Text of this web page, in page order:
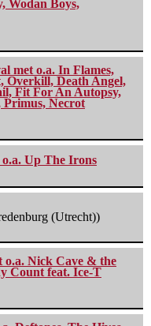
Wodan Boys,
met o.a. In Flames,
Overkill, Death Angel,
Fit For An Autopsy,
Necrot
Up The Irons
(Utrecht))
o.a. Nick Cave & the
Count feat. Ice-T